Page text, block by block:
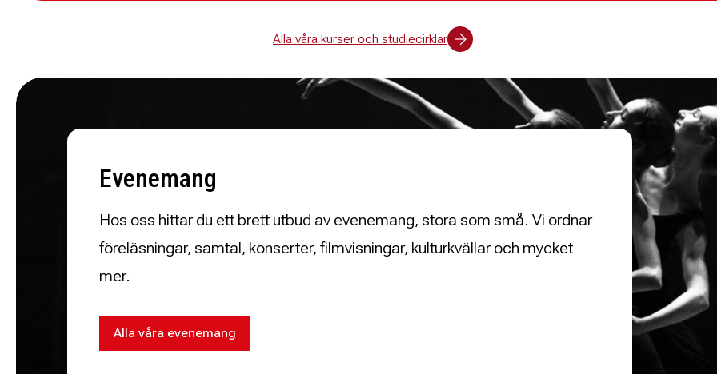
Alla våra kurser och studiecirklar
Evenemang
Hos oss hittar du ett brett utbud av evenemang, stora som små. Vi ordnar
föreläsningar, samtal, konserter, filmvisningar, kulturkvällar och mycket
mer.
Alla våra evenemang